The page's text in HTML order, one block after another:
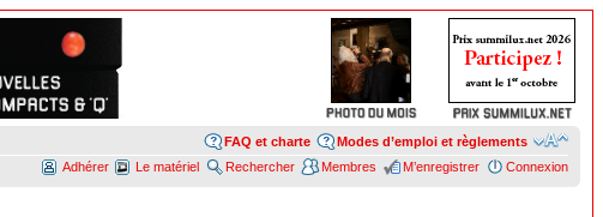
Modes d’emploi et règlements
FAQ et charte
Connexion
M’enregistrer
Membres
Rechercher
Le matériel
Adhérer